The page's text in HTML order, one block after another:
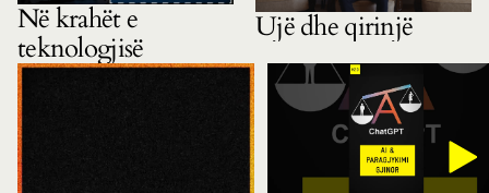
Në krahët e
teknologjisë
Ujë dhe qirinjë